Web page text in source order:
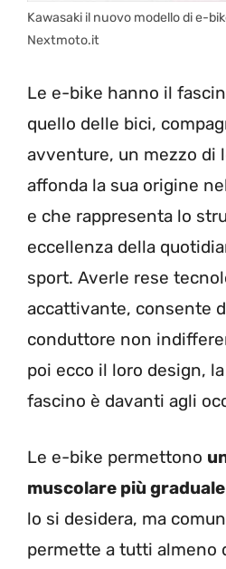
Kawasaki il nuovo modello di e-
Nextmoto.it
Le e-bike hanno il
quello delle bici,
avventure, un mezzo di
affonda la sua origine
e che rappresenta lo
eccellenza della
sport. Averle rese
accattivante, consente
conduttore non
poi ecco il loro design,
fascino è davanti agli
Le e-bike permettono
muscolare più graduale
lo si desidera, ma
permette a tutti almeno